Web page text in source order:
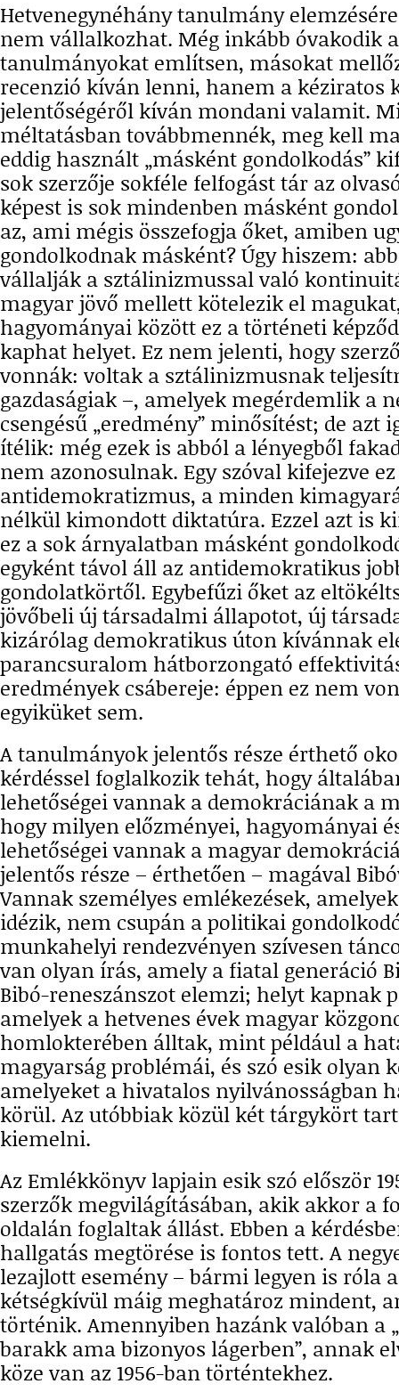
Hetvenegynéhány tanulmány
nem vállalkozhat. Még inkább óvakodik
tanulmányokat említsen, másokat
recenzió kíván lenni, hanem a kéziratos
jelentőségéről kíván mondani valamit.
méltatásban továbbmennék, meg kell
eddig használt „másként gondolkodás”
sok szerzője sokféle felfogást tár az
képest is sok mindenben másként
az, ami mégis összefogja őket, amiben
gondolkodnak másként? Úgy hiszem:
vállalják a sztálinizmussal való
magyar jövő mellett kötelezik el
hagyományai között ez a történeti
kaphat helyet. Ez nem jelenti, hogy
vonnák: voltak a sztálinizmusnak
gazdaságiak –, amelyek megérdemlik a
csengésű „eredmény” minősítést; de azt
ítélik: még ezek is abból a lényegből
nem azonosulnak. Egy szóval kifejezve
antidemokratizmus, a minden
nélkül kimondott diktatúra. Ezzel azt is
ez a sok árnyalatban másként
egyként távol áll az antidemokratikus
gondolatkörtől. Egybefűzi őket az
jövőbeli új társadalmi állapotot, új
kizárólag demokratikus úton kívánnak
parancsuralom hátborzongató
eredmények csábereje: éppen ez nem
egyiküket sem.
A tanulmányok jelentős része érthető
kérdéssel foglalkozik tehát, hogy
lehetőségei vannak a demokráciának a
hogy milyen előzményei, hagyományai
lehetőségei vannak a magyar
jelentős része – érthetően – magával
Vannak személyes emlékezések,
idézik, nem csupán a politikai
munkahelyi rendezvényen szívesen
van olyan írás, amely a fiatal generáció
Bibó-reneszánszot elemzi; helyt kapnak
amelyek a hetvenes évek magyar
homlokterében álltak, mint például a
magyarság problémái, és szó esik olyan
amelyeket a hivatalos nyilvánosságban
körül. Az utóbbiak közül két tárgykört
kiemelni.
Az Emlékkönyv lapjain esik szó először
szerzők megvilágításában, akik akkor a
oldalán foglaltak állást. Ebben a
hallgatás megtörése is fontos tett. A
lezajlott esemény – bármi legyen is róla
kétségkívül máig meghatároz mindent,
történik. Amennyiben hazánk valóban a
barakk ama bizonyos lágerben”, annak
köze van az 1956-ban történtekhez.